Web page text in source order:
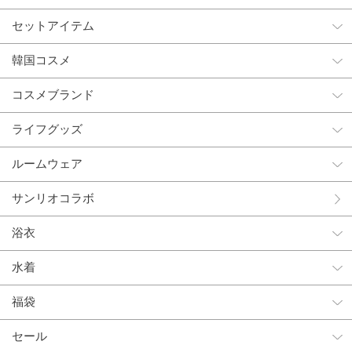
セットアイテム
韓国コスメ
コスメブランド
ライフグッズ
ルームウェア
サンリオコラボ
浴衣
水着
福袋
セール